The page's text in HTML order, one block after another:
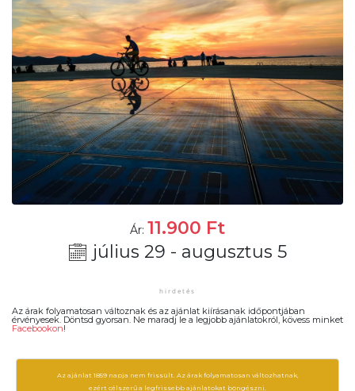
Ár: 11.900 Ft
július 29 - augusztus 5
Az árak folyamatosan változnak és az ajánlat kiírásanak időpontjában
érvényesek. Döntsd gyorsan. Ne maradj le a legjobb ajánlatokról, kövess minket
Facebookon!
Az ajánlat 1859 napja nem frissült. Az árak folyamatosan változhatnak,
ezért célszerű a legfrissebb ajánlatokat böngészni.